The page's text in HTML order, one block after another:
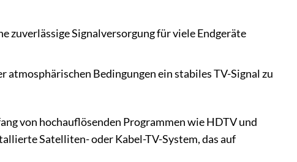
zuverlässige Signalversorgung für viele Endgeräte
atmosphärischen Bedingungen ein stabiles TV-Signal zu
von hochauflösenden Programmen wie HDTV und
Satelliten- oder Kabel-TV-System, das auf